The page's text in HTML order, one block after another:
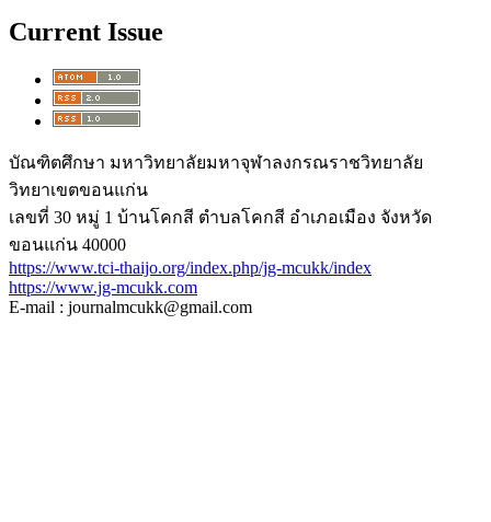
Current Issue
บัณฑิตศึกษา มหาวิทยาลัยมหาจุฬาลงกรณราชวิทยาลัย
วิทยาเขตขอนแก่น
เลขที่ 30 หมู่ 1 บ้านโคกสี ตำบลโคกสี อำเภอเมือง จังหวัด
ขอนแก่น 40000
https://www.tci-thaijo.org/index.php/jg-mcukk/index
https://www.jg-mcukk.com
E-mail : journalmcukk@gmail.com